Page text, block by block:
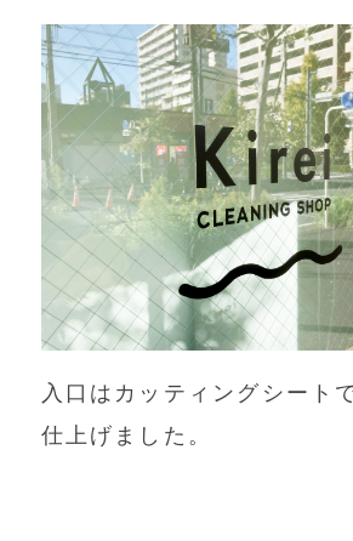
入口はカッティングシート
仕上げました。